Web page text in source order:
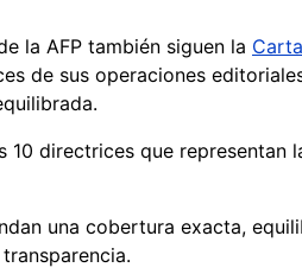
la AFP también siguen la
de sus operaciones
10 directrices que representan
una cobertura exacta,